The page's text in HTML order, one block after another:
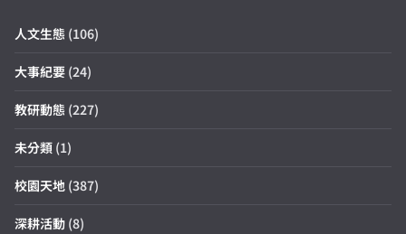
人文生態 (106)
大事紀要 (24)
教研動態 (227)
未分類 (1)
校園天地 (387)
深耕活動 (8)